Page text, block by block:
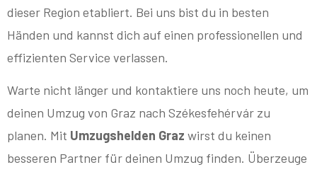
dieser Region etabliert. Bei uns bist du in besten
Händen und kannst dich auf einen professionellen und
effizienten Service verlassen.
Warte nicht länger und kontaktiere uns noch heute, um
deinen Umzug von Graz nach Székesfehérvár zu
planen. Mit Umzugshelden Graz wirst du keinen
besseren Partner für deinen Umzug finden. Überzeuge